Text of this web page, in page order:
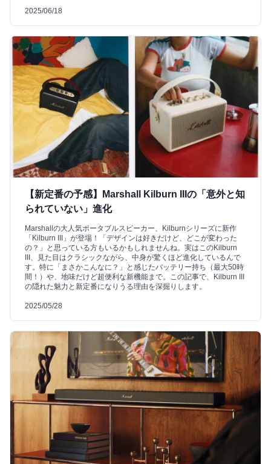
2025/06/18
【新定番の予感】Marshall Kilburn IIIの「意外と知
られていない」進化
Marshallの大人気ポータブルスピーカー、Kilburnシリーズに新作
「Kilburn III」が登場！「デザインは好きだけど、どこが変わった
の？」と思っている方もいるかもしれませんね。実はこのKilburn
III、見た目はクラシックながら、中身が驚くほど進化しているんで
す。特に「まさかこんなに？」と感じたバッテリー持ち（最大50時
間！）や、地味だけど超便利な新機能まで。この記事で、Kilburn III
の隠れた魅力と新定番になりうる理由を深掘りします。
2025/05/28